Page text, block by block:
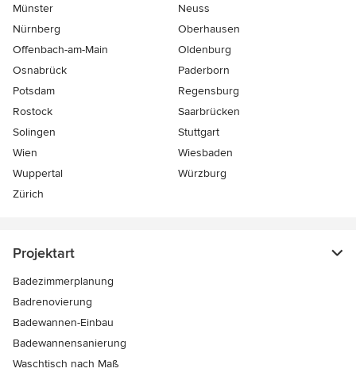
Münster
Neuss
Nürnberg
Oberhausen
Offenbach-am-Main
Oldenburg
Osnabrück
Paderborn
Potsdam
Regensburg
Rostock
Saarbrücken
Solingen
Stuttgart
Wien
Wiesbaden
Wuppertal
Würzburg
Zürich
Projektart
Badezimmerplanung
Badrenovierung
Badewannen-Einbau
Badewannensanierung
Waschtisch nach Maß